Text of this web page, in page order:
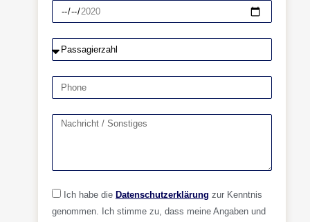
Ich habe die Datenschutzerklärung zur Kenntnis
genommen. Ich stimme zu, dass meine Angaben und